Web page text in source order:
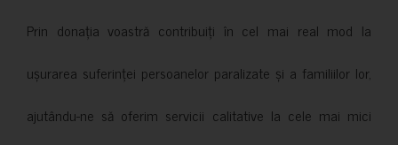
Prin donația voastră contribuiți în cel mai real mod la
ușurarea suferinței persoanelor paralizate și a familiilor lor,
ajutându-ne să oferim servicii calitative la cele mai mici